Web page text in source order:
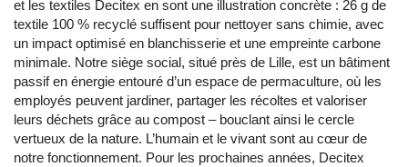
et les textiles Decitex en sont une illustration concrète : 26 g de
textile 100 % recyclé suffisent pour nettoyer sans chimie, avec
un impact optimisé en blanchisserie et une empreinte carbone
minimale. Notre siège social, situé près de Lille, est un bâtiment
passif en énergie entouré d’un espace de permaculture, où les
employés peuvent jardiner, partager les récoltes et valoriser
leurs déchets grâce au compost – bouclant ainsi le cercle
vertueux de la nature. L’humain et le vivant sont au cœur de
notre fonctionnement. Pour les prochaines années, Decitex